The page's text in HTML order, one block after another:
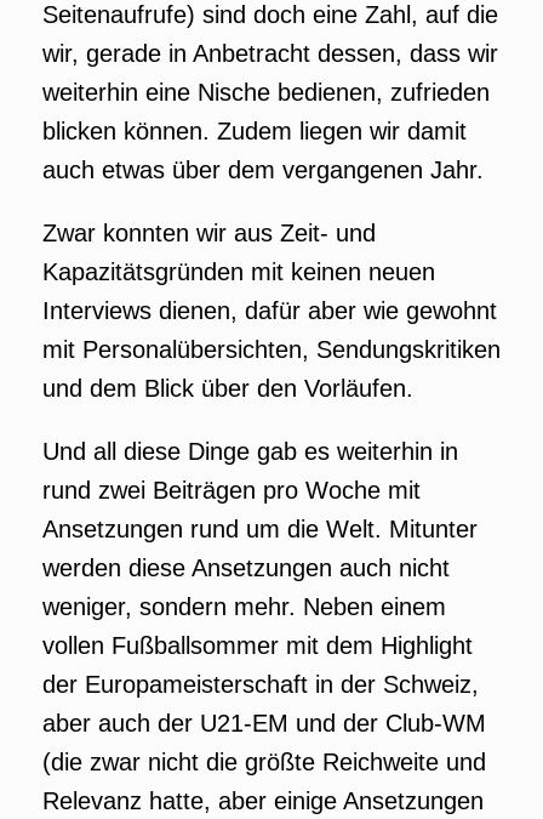
Seitenaufrufe) sind doch eine Zahl, auf die
wir, gerade in Anbetracht dessen, dass wir
weiterhin eine Nische bedienen, zufrieden
blicken können. Zudem liegen wir damit
auch etwas über dem vergangenen Jahr.
Zwar konnten wir aus Zeit- und
Kapazitätsgründen mit keinen neuen
Interviews dienen, dafür aber wie gewohnt
mit Personalübersichten, Sendungskritiken
und dem Blick über den Vorläufen.
Und all diese Dinge gab es weiterhin in
rund zwei Beiträgen pro Woche mit
Ansetzungen rund um die Welt. Mitunter
werden diese Ansetzungen auch nicht
weniger, sondern mehr. Neben einem
vollen Fußballsommer mit dem Highlight
der Europameisterschaft in der Schweiz,
aber auch der U21-EM und der Club-WM
(die zwar nicht die größte Reichweite und
Relevanz hatte, aber einige Ansetzungen